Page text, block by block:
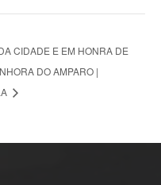
CIDADE E EM HONRA DE
DO AMPARO |